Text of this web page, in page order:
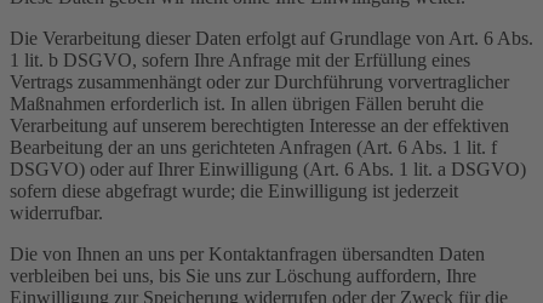
Die Verarbeitung dieser Daten erfolgt auf Grundlage von Art. 6 Abs.
1 lit. b DSGVO, sofern Ihre Anfrage mit der Erfüllung eines
Vertrags zusammenhängt oder zur Durchführung vorvertraglicher
Maßnahmen erforderlich ist. In allen übrigen Fällen beruht die
Verarbeitung auf unserem berechtigten Interesse an der effektiven
Bearbeitung der an uns gerichteten Anfragen (Art. 6 Abs. 1 lit. f
DSGVO) oder auf Ihrer Einwilligung (Art. 6 Abs. 1 lit. a DSGVO)
sofern diese abgefragt wurde; die Einwilligung ist jederzeit
widerrufbar.
Die von Ihnen an uns per Kontaktanfragen übersandten Daten
verbleiben bei uns, bis Sie uns zur Löschung auffordern, Ihre
Einwilligung zur Speicherung widerrufen oder der Zweck für die